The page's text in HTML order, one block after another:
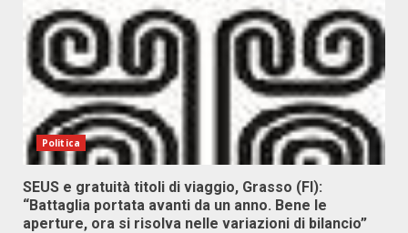
Politica
SEUS e gratuità titoli di viaggio, Grasso (FI):
“Battaglia portata avanti da un anno. Bene le
aperture, ora si risolva nelle variazioni di bilancio”